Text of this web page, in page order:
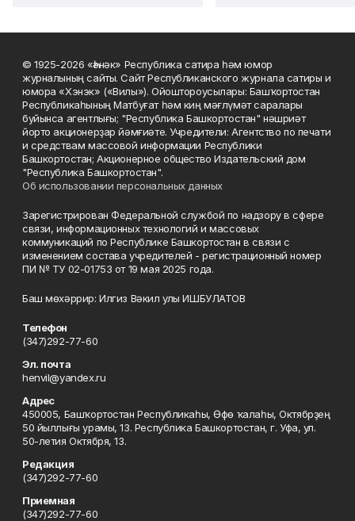
© 1925-2026 «Һәнәк» Республика сатира һәм юмор
журналының сайты. Сайт Республиканского журнала сатиры и
юмора «Хэнэк» («Вилы»). Ойоштороусылары: Башҡортостан
Республикаһының Матбуғат һәм киң мәғлүмәт саралары
буйынса агентлығы; "Республика Башкортостан" нәшриәт
йорто акционерҙар йәмғиәте. Учредители: Агентство по печати
и средствам массовой информации Республики
Башкортостан; Акционерное общество Издательский дом
"Республика Башкортостан".
Об использовании персональных данных
Зарегистрирован Федеральной службой по надзору в сфере
связи, информационных технологий и массовых
коммуникаций по Республике Башкортостан в связи с
изменением состава учредителей - регистрационный номер
ПИ № ТУ 02-01753 от 19 мая 2025 года.
Баш мөхәррир: Илгиз Вәкил улы ИШБУЛАТОВ
Телефон
(347)292-77-60
Эл. почта
henvil@yandex.ru
Адрес
450005, Башҡортостан Республикаһы, Өфө ҡалаһы, Октябрҙең
50 йыллығы урамы, 13. Республика Башкортостан, г. Уфа, ул.
50-летия Октября, 13.
Редакция
(347)292-77-60
Приемная
(347)292-77-60